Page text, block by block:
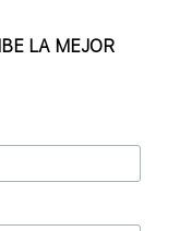
LA MEJOR